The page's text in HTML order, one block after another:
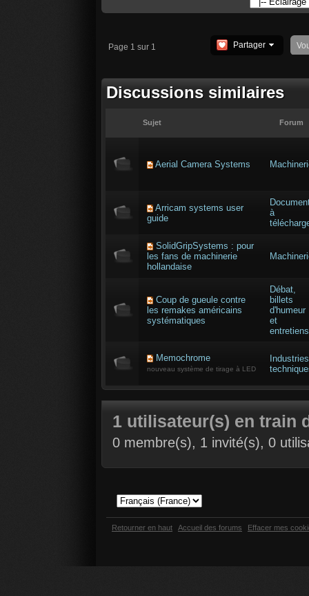
Page 1 sur 1 Partager
Discussions similaires
Sujet Forum
Aerial Camera Systems
Arricam systems user
guide
à
SolidGripSystems : pour
les fans de machinerie
hollandaise
Coup de gueule contre
les remakes américains
systématiques
Débat,
billets
d'humeur
et
entretiens
Memochrome
nouveau système de tirage à LED
Industries
1 utilisateur(s) en train
0 membre(s), 1 invité(s), 0
Retourner en haut Accueil des forums Effacer mes